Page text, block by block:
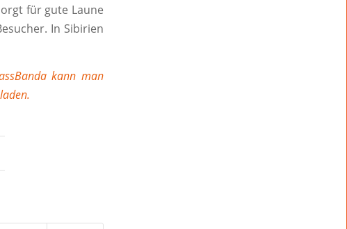
für gute Laune
In Sibirien
kann man